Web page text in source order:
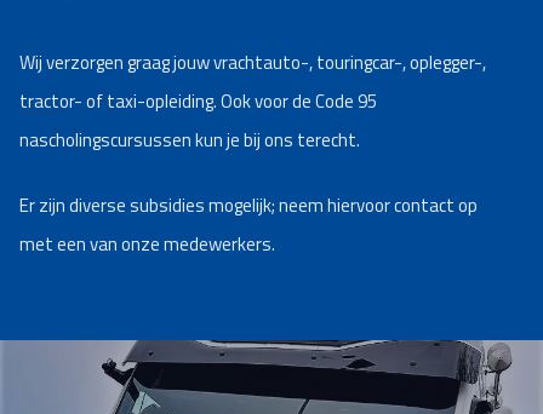
Wij verzorgen graag jouw vrachtauto-, touringcar-, oplegger-,
tractor- of taxi-opleiding. Ook voor de Code 95
nascholingscursussen kun je bij ons terecht.
Er zijn diverse subsidies mogelijk; neem hiervoor contact op
met een van onze medewerkers.